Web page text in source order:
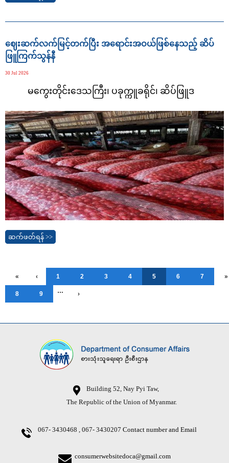
ဈေးဆက်လက်မြင့်တက်ပြီး အရောင်းအဝယ်ဖြစ်နေသည့် ဆိပ်
ဖြူကြက်သွန်နီ
30 Jul 2026
မကွေးတိုင်းဒေသကြီး၊ ပခုက္ကူခရိုင်၊ ဆိပ်ဖြူဒ
ဆက်ဖတ်ရန် >>
« ‹ 1 2 3 4 5 6 7
8 9 … ›
»
Building 52, Nay Pyi Taw,
The Republic of the Union of Myanmar.
067- 3430468 , 067- 3430207 Contact number and Email
consumerwebsitedoca@gmail.com